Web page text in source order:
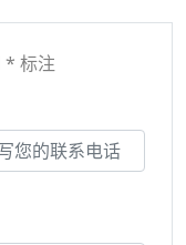
* 标注